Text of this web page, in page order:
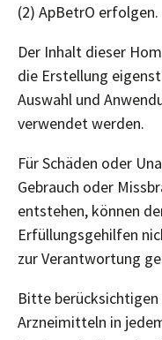
(2) ApBetrO erfolgen.
Der Inhalt dieser
die Erstellung
Auswahl und
verwendet werden.
Für Schäden oder
Gebrauch oder
entstehen, können
Erfüllungsgehilfen
zur Verantwortung
Bitte berücksichtigen
Arzneimitteln in